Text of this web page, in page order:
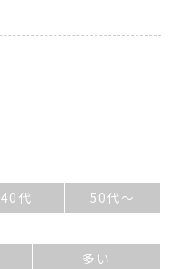
40代
50代～
多い